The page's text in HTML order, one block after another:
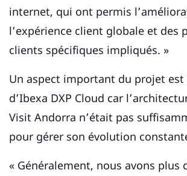
internet, qui ont permis
l’expérience client globale et des
clients spécifiques impliqués. »
Un aspect important du projet est
d’Ibexa DXP Cloud car
Visit Andorra n’était pas
pour gérer son évolution
« Généralement, nous avons plus